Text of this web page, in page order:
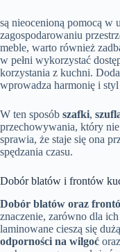
są nieocenioną pomocą w
zagospodarowaniu
meble, warto również
w pełni wykorzystać
korzystania z kuchni.
wprowadza harmonię i
W ten sposób szafki,
przechowywania, który
sprawia, że staje się ona
spędzania czasu.
Dobór blatów i frontów
Dobór blatów oraz
znaczenie, zarówno dla
laminowane cieszą się
odporności na wilgoć oraz